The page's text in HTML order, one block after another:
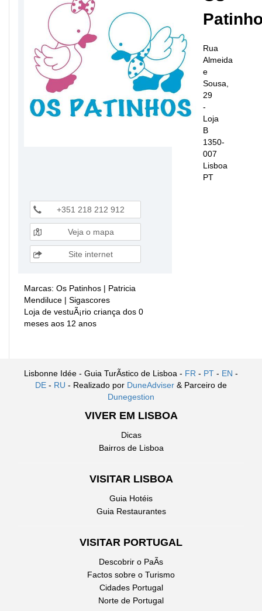
Rua
Almeida
e
Sousa,
29
-
Loja
B
1350-
007
Lisboa
PT
+351 218 212 912
Veja o mapa
Site internet
Marcas: Os Patinhos | Patricia
Mendiluce | Sigascores
Loja de vestuÃ¡rio criança dos 0
meses aos 12 anos
Lisbonne Idée - Guia TurÃ­stico de Lisboa - FR - PT - EN -
DE - RU - Realizado por DuneAdviser & Parceiro de
Dunegestion
VIVER EM LISBOA
Dicas
Bairros de Lisboa
VISITAR LISBOA
Guia Hotéis
Guia Restaurantes
VISITAR PORTUGAL
Descobrir o PaÃ­s
Factos sobre o Turismo
Cidades Portugal
Norte de Portugal